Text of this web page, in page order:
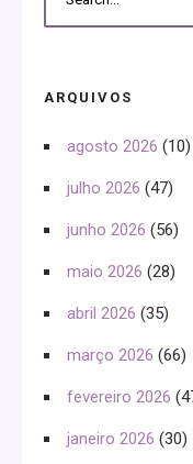
ARQUIVOS
agosto 2026 (10)
julho 2026 (47)
junho 2026 (56)
maio 2026 (28)
abril 2026 (35)
março 2026 (66)
fevereiro 2026
janeiro 2026 (30)